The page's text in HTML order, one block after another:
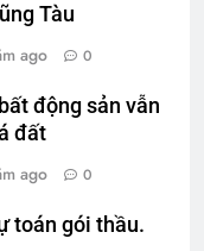
Tàu
ago 0
động sản vẫn
đất
ago 0
toán gói thầu.